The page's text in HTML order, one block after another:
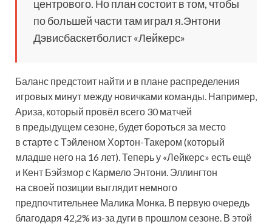
центрового. Но план состоит в том, чтобы
по большей части там играл я.Энтони
Дэвисбаскетболист «Лейкерс»
Баланс предстоит найти и в плане распределения
игровых минут между новичками команды. Например,
Ариза, который провёл всего 30 матчей
в предыдущем сезоне, будет бороться за место
в старте с Тэйленом Хортон-Такером (который
младше него на 16 лет). Теперь у «Лейкерс» есть ещё
и Кент Бэйзмор с Кармело Энтони. Эллингтон
на своей позиции выглядит немного
предпочтительнее Малика Монка. В первую очередь
благодаря 42,2% из-за дуги в прошлом сезоне. В этой